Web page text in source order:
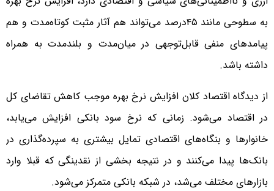
به سطوحی مانند ۴۵درصد می‌تواند هم آثار مثبت کوتاه‌مدت و هم
پیامدهای منفی قابل‌توجهی در میان‌مدت و بلندمدت به همراه
داشته باشد.
از دیدگاه اقتصاد کلان افزایش نرخ بهره موجب کاهش تقاضای کل
در اقتصاد می‌شود. زمانی که نرخ سود بانکی افزایش می‌یابد،
خانوارها و بنگاه‌های اقتصادی تمایل بیشتری به سپرده‌گذاری در
بانک‌ها پیدا می‌کنند و در نتیجه بخشی از نقدینگی که قبلا وارد
بازارهای مختلف می‌شد، در شبکه بانکی متمرکز می‌شود.